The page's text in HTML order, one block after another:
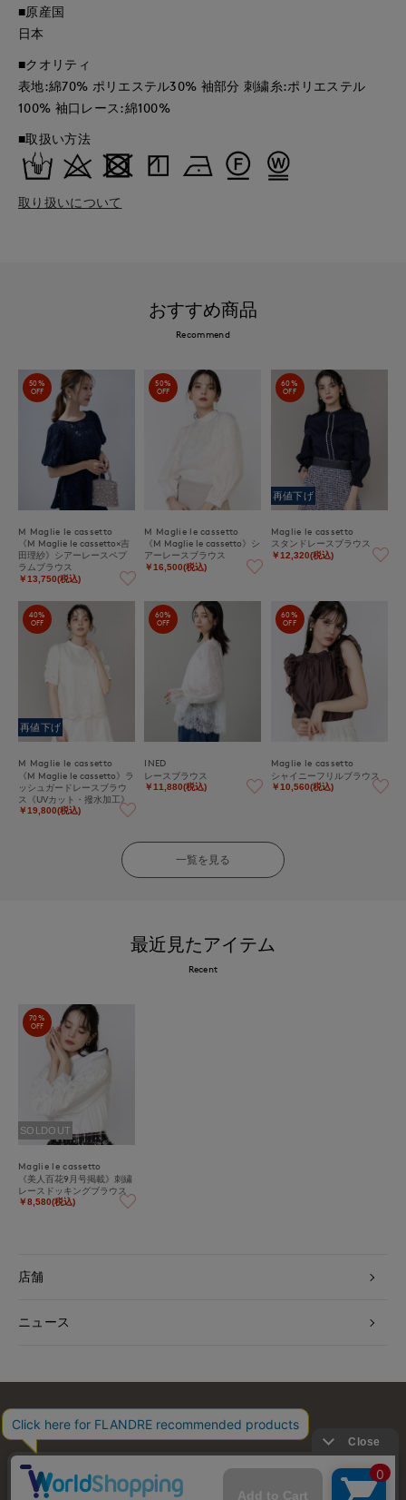
■原産国
日本
■クオリティ
表地:綿70% ポリエステル30% 袖部分 刺繍糸:ポリエステル
100% 袖口レース:綿100%
■取扱い方法
取り扱いについて
おすすめ商品
Recommend
50%
OFF
M Maglie le cassetto
《M Maglie le cassetto×吉
田理紗》シアーレースペプ
ラムブラウス
￥13,750(税込)
50%
OFF
M Maglie le cassetto
《M Maglie le cassetto》シ
アーレースブラウス
￥16,500(税込)
60%
OFF
再値下げ
Maglie le cassetto
スタンドレースブラウス
￥12,320(税込)
40%
OFF
再値下げ
M Maglie le cassetto
《M Maglie le cassetto》ラ
ッシュガードレースブラウ
ス《UVカット・撥水加工》
￥19,800(税込)
60%
OFF
INED
レースブラウス
￥11,880(税込)
60%
OFF
Maglie le cassetto
シャイニーフリルブラウス
￥10,560(税込)
一覧を見る
最近見たアイテム
Recent
70%
OFF
SOLDOUT
Maglie le cassetto
《美人百花9月号掲載》刺繍
レースドッキングブラウス
￥8,580(税込)
店舗
ニュース
お問い合わせ 利用規約 会社概要 プライバシーポリシー